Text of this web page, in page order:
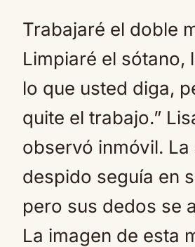
Trabajaré el doble
Limpiaré el sótano,
lo que usted diga,
quite el trabajo.”
observó inmóvil. La
despido seguía en
pero sus dedos se
La imagen de esta